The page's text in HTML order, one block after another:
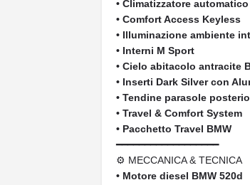
• Climatizzatore automatico
• Comfort Access Keyless
• Illuminazione ambiente
• Interni M Sport
• Cielo abitacolo antracite
• Inserti Dark Silver con
• Tendine parasole
• Travel & Comfort System
• Pacchetto Travel BMW
━━━━━━━━━━━━━━━━━━
⚙ MECCANICA & TECNICA
• Motore diesel BMW 520d